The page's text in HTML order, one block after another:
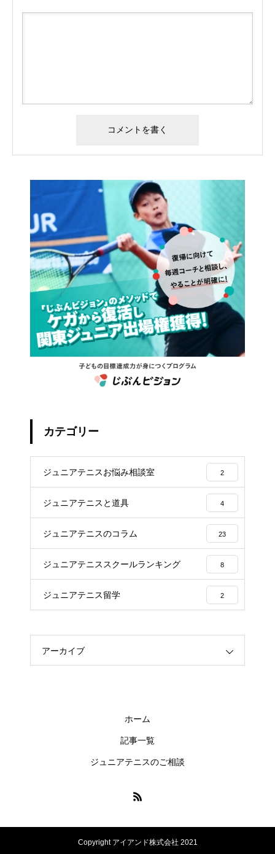
カテゴリー
ジュニアテニスお悩み相談室 2
ジュニアテニスと道具 4
ジュニアテニスのコラム 23
ジュニアテニススクールランキング 8
ジュニアテニス留学 2
アーカイブ
ホーム
記事一覧
ジュニアテニスのご相談
Copyright アイアンド株式会社 2021